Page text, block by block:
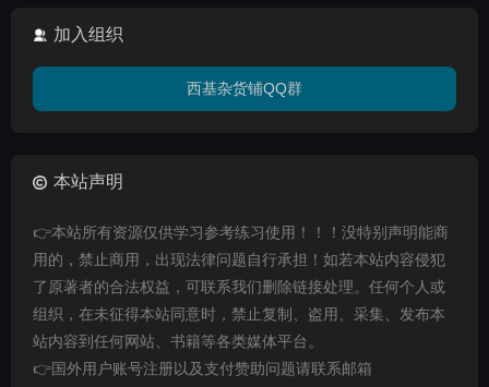
加入组织
西基杂货铺QQ群
本站声明
👉本站所有资源仅供学习参考练习使用！！！没特别声明能商
用的，禁止商用，出现法律问题自行承担！如若本站内容侵犯
了原著者的合法权益，可联系我们删除链接处理。任何个人或
组织，在未征得本站同意时，禁止复制、盗用、采集、发布本
站内容到任何网站、书籍等各类媒体平台。
👉国外用户账号注册以及支付赞助问题请联系邮箱